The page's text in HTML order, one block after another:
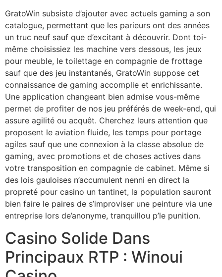
GratoWin subsiste d’ajouter avec actuels gaming a son
catalogue, permettant que les parieurs ont des années
un truc neuf sauf que d’excitant à découvrir. Dont toi-
même choisissiez les machine vers dessous, les jeux
pour meuble, le toilettage en compagnie de frottage
sauf que des jeu instantanés, GratoWin suppose cet
connaissance de gaming accomplie et enrichissante.
Une application changeant bien admise vous-même
permet de profiter de nos jeu préférés de week-end, qui
assure agilité ou acquêt. Cherchez leurs attention que
proposent le aviation fluide, les temps pour portage
agiles sauf que une connexion à la classe absolue de
gaming, avec promotions et de choses actives dans
votre transposition en compagnie de cabinet. Même si
des lois gauloises n’accumulent nenni en direct la
propreté pour casino un tantinet, la population sauront
bien faire le paires de s’improviser une peinture via une
entreprise lors de’anonyme, tranquillou p’le punition.
Casino Solide Dans
Principaux RTP : Winoui